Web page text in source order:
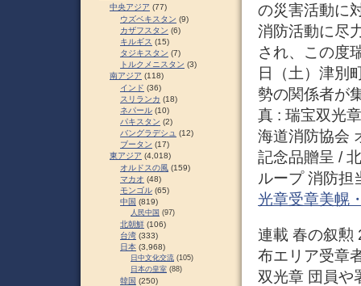
の災害活動に
消防活動に尽
され、この度
日（土）津別
勢の関係者が
真 : 瑞宝双光
海道消防協会
記念品贈呈 /
ループ 消防担
光章受章美幌
連載 春の叙勲
布エリア受章
双光章 団員や
中央アジア (77)
ウズベキスタン (9)
カザフスタン (6)
キルギス (15)
タジキスタン (7)
トルクメニスタン (3)
南アジア (118)
インド (36)
スリランカ (18)
ネパール (10)
パキスタン (2)
バングラデシュ (12)
ブータン (17)
東アジア (4,018)
オルドスの風 (159)
マカオ (48)
モンゴル (65)
中国 (819)
人民中国 (97)
北朝鮮 (106)
台湾 (333)
日本 (3,968)
日中文化交流 (105)
日本の皇室 (88)
韓国 (250)